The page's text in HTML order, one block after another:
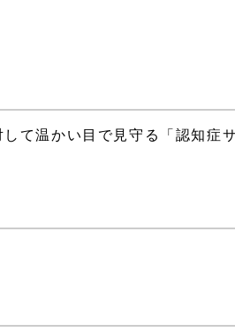
て温かい目で見守る「認知症